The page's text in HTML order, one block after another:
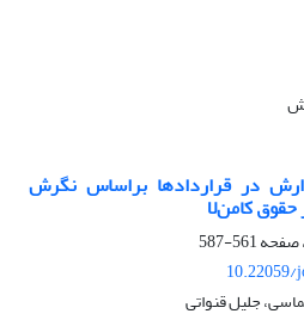
در قراردادها براساس نگرش
حقوق کامن‌لا
561-587
10.22059/
جلیل قنواتی